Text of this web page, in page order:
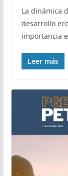
La dinámica
desarrollo
importancia
Leer más